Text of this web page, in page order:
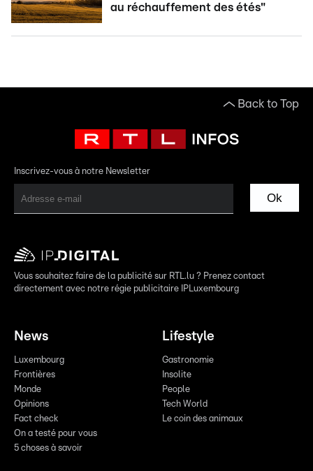
au réchauffement des étés"
Back to Top
Inscrivez-vous à notre Newsletter
Ok
Vous souhaitez faire de la publicité sur RTL.lu ? Prenez contact
directement avec notre régie publicitaire IPLuxembourg
News
Luxembourg
Frontières
Monde
Opinions
Fact check
On a testé pour vous
5 choses à savoir
Lifestyle
Gastronomie
Insolite
People
Tech World
Le coin des animaux